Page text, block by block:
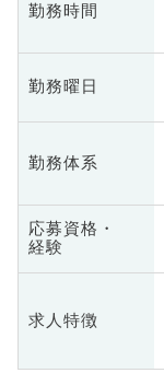
勤務時間
勤務曜日
勤務体系
応募資格・
経験
求人特徴